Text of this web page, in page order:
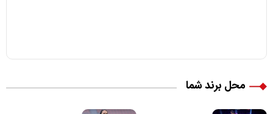
محل برند شما